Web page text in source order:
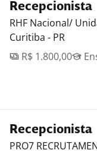
Recepcionista
RHF Nacional/
Curitiba - PR
R$ 1.800,00
Recepcionista
PRO7